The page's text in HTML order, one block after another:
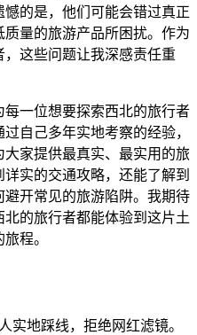
的是，他们可能会错过真正
量的旅游产品所困扰。作为
这些问题让我深感责任重
一位想要探索西北的旅行者
自己多年实地考察的经验，
家提供最真实、最实用的旅
实的交通攻略，还能了解到
开常见的旅游陷阱。我期待
的旅行者都能体验到这片土
程。
实地踩线，拒绝网红滤镜。